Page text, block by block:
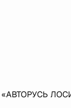
«АВТОРУСЬ